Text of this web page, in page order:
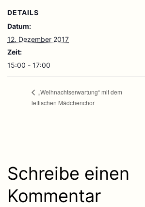
DETAILS
Datum:
12. Dezember 2017
Zeit:
15:00 - 17:00
„Weihnachtserwartung“ mit dem
lettischen Mädchenchor
Schreibe einen
Kommentar